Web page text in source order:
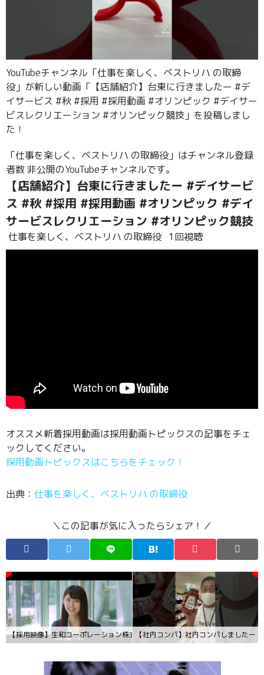
YouTubeチャンネル「仕事を楽しく、ベストリハ の取締
役」が新しい動画「【店舗紹介】台東に行きましたー #デ
イサービス #秋 #採用 #採用動画 #オリンピック #デイサー
ビスレクリエーション #オリンピック競技」を投稿しまし
た！
「仕事を楽しく、ベストリハ の取締役」はチャンネル登録
者数 非公開のYouTubeチャンネルです。
【店舗紹介】台東に行きましたー #デイサービ
ス #秋 #採用 #採用動画 #オリンピック #デイ
サービスレクリエーション #オリンピック競技
仕事を楽しく、ベストリハ の取締役 1回視聴
オススメ新着採用動画は採用動画トピックスの記事をチェ
ックしてください。
採用動画トピックスはこちらをチェック！
出典： 仕事を楽しく、ベストリハ の取締役
＼この記事が気に入ったらシェア！／
【社内コンパ】社内コンパしましたー
【採用映像】生和コーポレーション株式会社様_社員インタビュー動画（PROOX